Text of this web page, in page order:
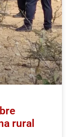
rural